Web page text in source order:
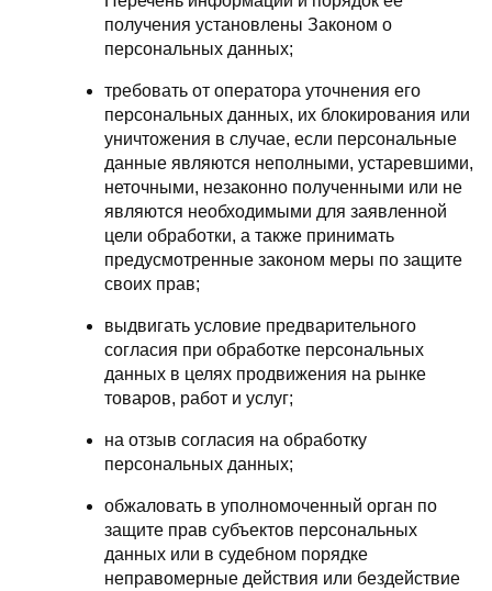
получения установлены Законом о
персональных данных;
требовать от оператора уточнения его
персональных данных, их блокирования или
уничтожения в случае, если персональные
данные являются неполными, устаревшими,
неточными, незаконно полученными или не
являются необходимыми для заявленной
цели обработки, а также принимать
предусмотренные законом меры по защите
своих прав;
выдвигать условие предварительного
согласия при обработке персональных
данных в целях продвижения на рынке
товаров, работ и услуг;
на отзыв согласия на обработку
персональных данных;
обжаловать в уполномоченный орган по
защите прав субъектов персональных
данных или в судебном порядке
неправомерные действия или бездействие